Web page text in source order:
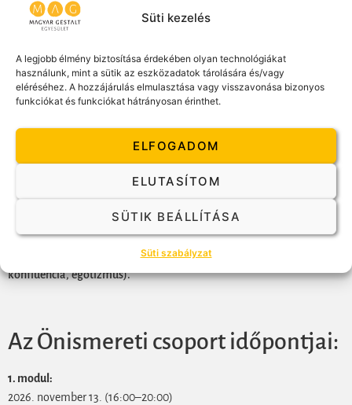
Süti kezelés
A legjobb élmény biztosítása érdekében olyan technológiákat
használunk, mint a sütik az eszközadatok tárolására és/vagy
eléréséhez. A hozzájárulás elmulasztása vagy visszavonása bizonyos
funkciókat és funkciókat hátrányosan érinthet.
ELFOGADOM
ELUTASÍTOM
SÜTIK BEÁLLÍTÁSA
Süti szabályzat
2. modul – Alak–háttér és a Gestalt ciklus (1
nap)
Tapasztalati ciklus, elakadások, befejezetlen helyzetek, kapcsolati
3. modul – Polaritások és kontaktusformák (1
(deszenzitizáció, projekció, introjekció, retroflexió, deflekció,
konfluencia, egotizmus).
Az Önismereti csoport időpontjai:
1. modul:
2026. november 13. (16:00–20:00)